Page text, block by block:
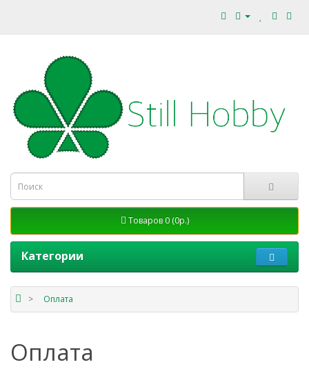
Товаров 0 (0р.)
Категории
Оплата
Оплата